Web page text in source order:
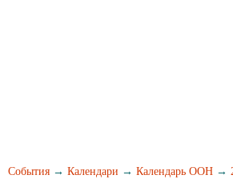
События → Календари → Календарь ООН →